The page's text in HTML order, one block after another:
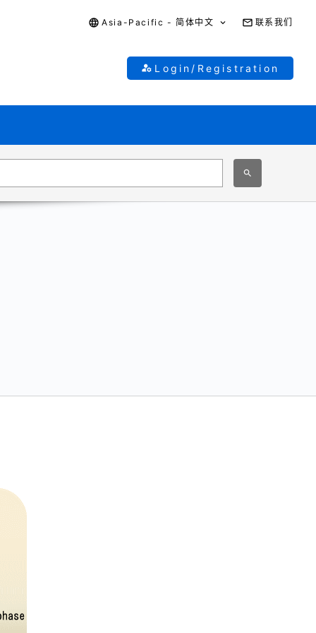
Asia-Pacific - 简体中文 联系我们
Login/Registration